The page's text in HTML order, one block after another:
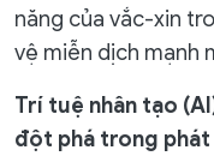
năng của vắc-xin
vệ miễn dịch mạnh
Trí tuệ nhân tạo
đột phá trong